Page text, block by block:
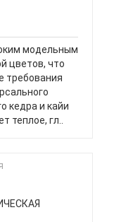
модельным
цветов, что
требования
кедра и кайи
теплое, гл..